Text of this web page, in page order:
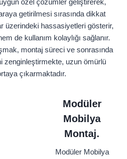
özel çözümler geliştirerek,
getirilmesi sırasında dikkat
üzerindeki hassasiyetleri gösterir,
de kullanım kolaylığı sağlanır.
montaj süreci ve sonrasında
zenginleştirmekte, uzun ömürlü
çıkarmaktadır.
Modüler
Mobilya
Montaj.
Modüler Mobilya